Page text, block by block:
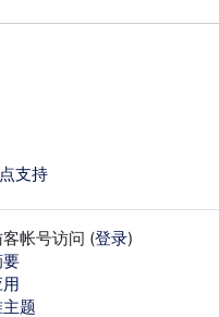
支持
客帐号访问 (登录)
要‎
题